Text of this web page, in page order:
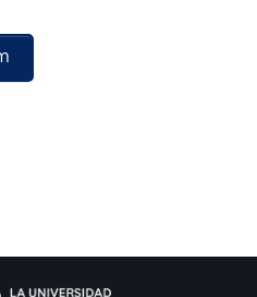
Siglos de Oro o en el